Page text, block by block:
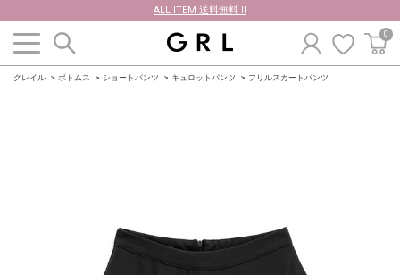
ALL ITEM 送料無料 !!
0
グレイル ボトムス ショートパンツ キュロットパンツ フリルスカートパンツ